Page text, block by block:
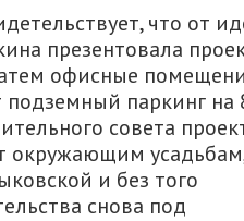
что от
презентовала
офисные
подземный паркинг на
совета
окружающим
и без того
снова под